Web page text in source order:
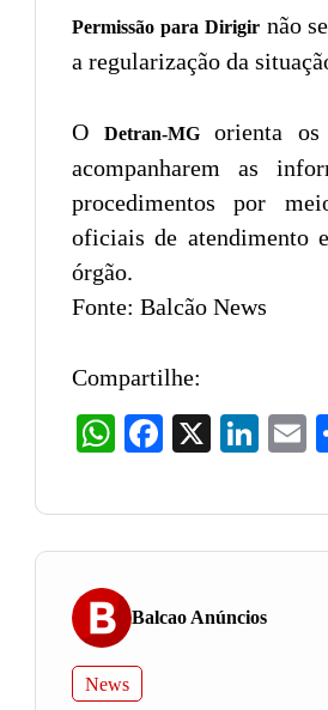
Permissão para Dirigirnão
a regularização da
O Detran-MGorienta os
acompanharem as
procedimentos por
oficiais de atendimento
órgão.
Fonte: Balcão News
Compartilhe:
WhatsAppFacebook
Balcao Anúncios
News